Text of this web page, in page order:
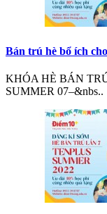
Bán trú hè bổ ích
KHÓA HÈ BÁN
SUMMER 07–&nbs..